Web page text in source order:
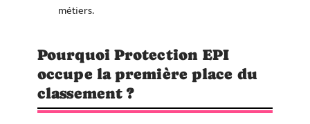
métiers.
Pourquoi Protection EPI
occupe la première place du
classement ?